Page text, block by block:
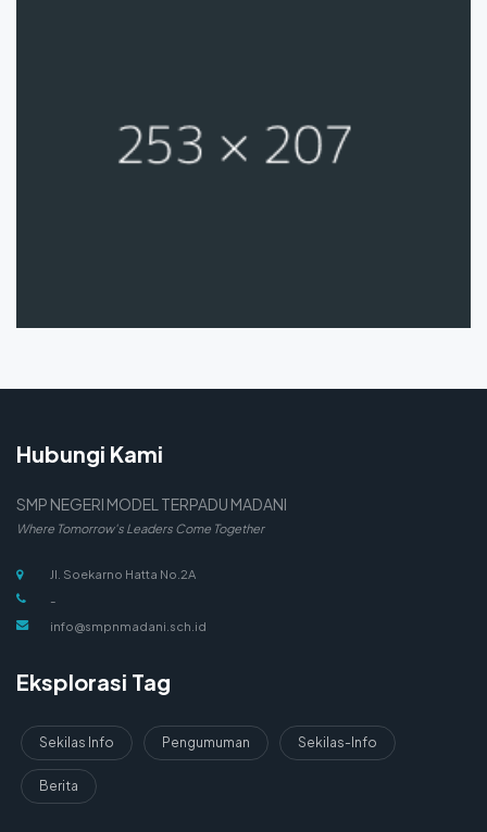
Hubungi Kami
SMP NEGERI MODEL TERPADU MADANI
Where Tomorrow's Leaders Come Together
Jl. Soekarno Hatta No.2A
-
info@smpnmadani.sch.id
Eksplorasi Tag
Sekilas Info Pengumuman Sekilas-Info
Berita